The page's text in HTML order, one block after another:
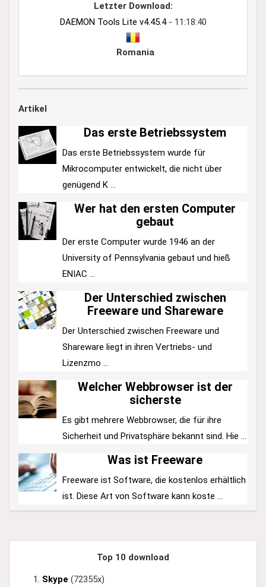
Letzter Download:
DAEMON Tools Lite v4.45.4- 11:18:40
Romania
Artikel
Das erste Betriebssystem
Das erste Betriebssystem wurde für
Mikrocomputer entwickelt, die nicht über
genügend K ...
Wer hat den ersten Computer
gebaut
Der erste Computer wurde 1946 an der
University of Pennsylvania gebaut und hieß
ENIAC ...
Der Unterschied zwischen
Freeware und Shareware
Der Unterschied zwischen Freeware und
Shareware liegt in ihren Vertriebs- und
Lizenzmo ...
Welcher Webbrowser ist der
sicherste
Es gibt mehrere Webbrowser, die für ihre
Sicherheit und Privatsphäre bekannt sind. Hie ...
Was ist Freeware
Freeware ist Software, die kostenlos erhältlich
ist. Diese Art von Software kann koste ...
Top 10 download
Skype (72355x)